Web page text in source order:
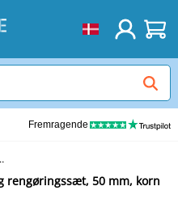
Fremragende
50 mm, korn 100, 6 mm
rengøringssæt, 50 mm, korn